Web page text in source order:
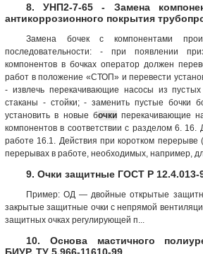
8. УНП2-7-65 - Замена
антикоррозионного покрытия
Замена бочек с компонентами
последовательности: - при появлении
компонентов в бочках оператор должен
работ в положение «СТОП» и перевести
- извлечь перекачивающие насосы из
стаканы - стойки; - заменить пустые бочки
установить в новые бочкиперекачивающие
компонентов в соответствии с разделом 6.
работе 16.1. Действия при коротком перерыве
перерывах в работе, необходимых, например,
9. Очки защитные ГОСТ Р 12.4.013-
Пример: ОД — двойные открытые
закрытые защитные очки с непрямой
защитных очках регулирующей п...
10. Основа мастичного
БИУР. ТУ 5.966-11610-99